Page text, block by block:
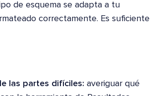
de esquema se adapta a tu
correctamente. Es suficiente
las partes difíciles: averiguar qué